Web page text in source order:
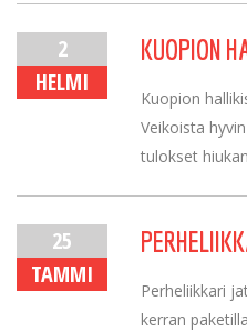
2
HELMI
KUOPION
Kuopion
Veikoista
tulokset
25
TAMMI
Perheliikkari
kerran